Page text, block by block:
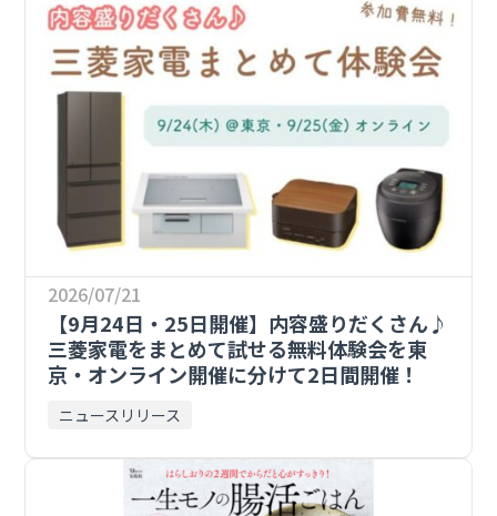
2026/07/21
【9月24日・25日開催】内容盛りだくさん♪
三菱家電をまとめて試せる無料体験会を東
京・オンライン開催に分けて2日間開催！
ニュースリリース